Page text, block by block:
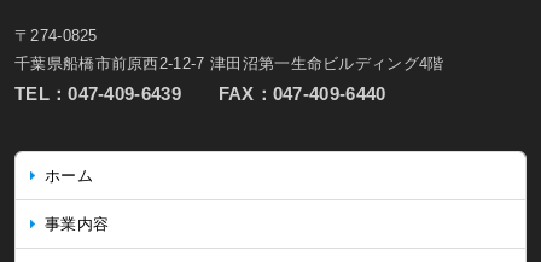
〒274-0825
千葉県船橋市前原西2-12-7 津田沼第一生命ビルディング4階
TEL：047-409-6439 FAX：047-409-6440
ホーム
事業内容